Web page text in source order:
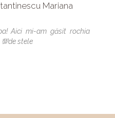
Mariana
Aici mi-am găsit rochia
stele